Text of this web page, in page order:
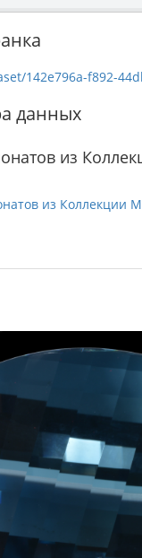
f892-44db-
данных
из
из Коллекции